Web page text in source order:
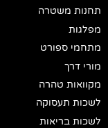
תחנות משטרה
מפלגות
מתחמי ספורט
מורי דרך
מקוואות טהרה
לשכות תעסוקה
לשכות בריאות